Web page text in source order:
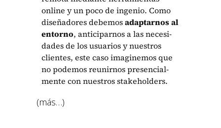
online y un poco de inge­nio. Como
dis­eñadores debe­mosadap­tarnos al
entorno, antic­i­parnos a las necesi­
dades de los usuar­ios y nue­stros
clientes, este caso imag­inemos que
no podemos reunirnos pres­en­cial­
mente con nue­stros stake­hold­ers.
(más…)